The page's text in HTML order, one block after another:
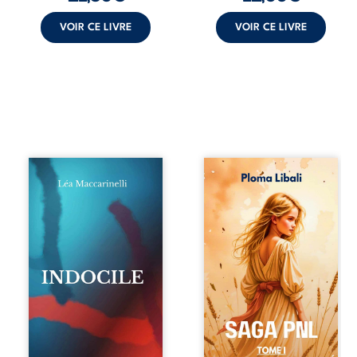
VOIR CE LIVRE VOIR CE LIVRE
Quatre parties.
Quatre refus.
Quatre visages
d’une existence en
friction. Entre les
silences qu’on ne
déchiffre pas, les
amours qu’on
dérange, les corps
qu’on administre
et les liens qu’on
sabote, cet
ouvrage parle à
Autrefois, les
champs d’Atlantis
vibraient sous le
vent et les enfants
couraient dans les
blés. Puis la
couronne plia le
genou, livrant son
peuple à l’ombre
d’Ivorny. À Atove,
Luwel aurait pu
disparaître dans
les ruines de son
destin ; pourtant,